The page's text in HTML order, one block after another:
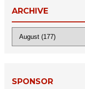
ARCHIVE
SPONSOR